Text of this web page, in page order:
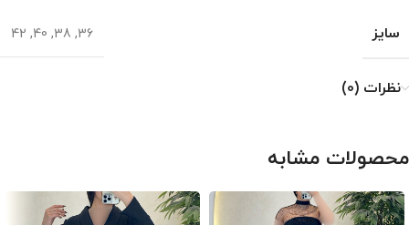
سایز 36
,
38
,
40
,
42
نظرات (0)
محصولات مشابه